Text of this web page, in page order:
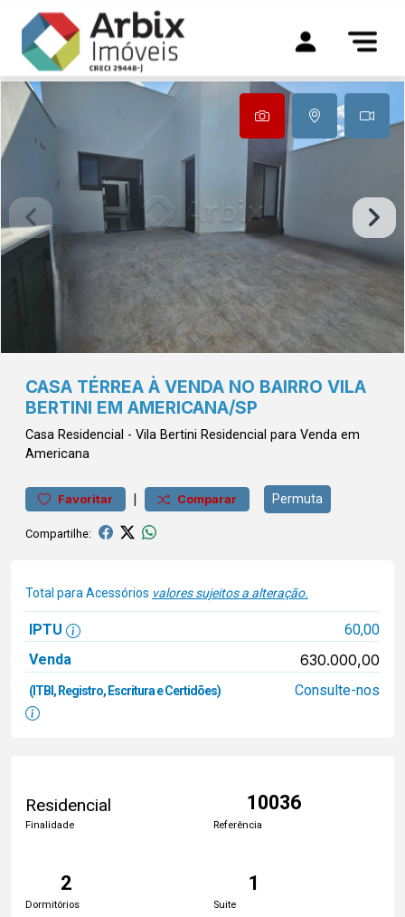
CASA TÉRREA À VENDA NO BAIRRO VILA
BERTINI EM AMERICANA/SP
Casa Residencial - Vila Bertini Residencial para Venda em
Americana
Favoritar | Comparar Permuta
Compartilhe:
Total para Acessórios valores sujeitos a alteração.
IPTU
60,00
Venda
630.000,00
(ITBI, Registro, Escritura e Certidões) Consulte-nos
Residencial
Finalidade
10036
Referência
2
Dormitórios
1
Suite